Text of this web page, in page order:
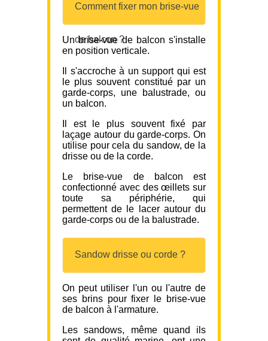
Comment fixer mon brise-vue
de balcon ?
Un brise-vue de balcon s'installe
en position verticale.
Il s'accroche à un support qui est
le plus souvent constitué par un
garde-corps, une balustrade, ou
un balcon.
Il est le plus souvent fixé par
laçage autour du garde-corps. On
utilise pour cela du sandow, de la
drisse ou de la corde.
Le brise-vue de balcon est
confectionné avec des œillets sur
toute sa périphérie, qui
permettent de le lacer autour du
garde-corps ou de la balustrade.
Sandow drisse ou corde ?
On peut utiliser l'un ou l'autre de
ses brins pour fixer le brise-vue
de balcon à l'armature.
Les sandows, même quand ils